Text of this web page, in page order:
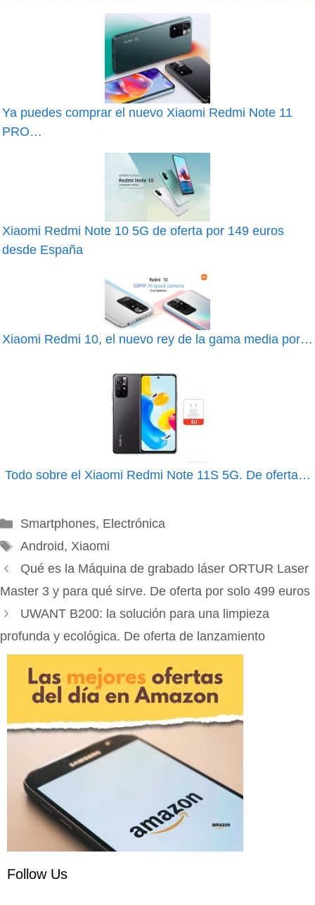
Ya puedes comprar el nuevo Xiaomi Redmi Note 11
PRO…
Xiaomi Redmi Note 10 5G de oferta por 149 euros
desde España
Xiaomi Redmi 10, el nuevo rey de la gama media por…
Todo sobre el Xiaomi Redmi Note 11S 5G. De oferta…
Categorías
Smartphones, Electrónica
Etiquetas
Android, Xiaomi
Qué es la Máquina de grabado láser ORTUR Laser
Master 3 y para qué sirve. De oferta por solo 499 euros
UWANT B200: la solución para una limpieza
profunda y ecológica. De oferta de lanzamiento
Follow Us